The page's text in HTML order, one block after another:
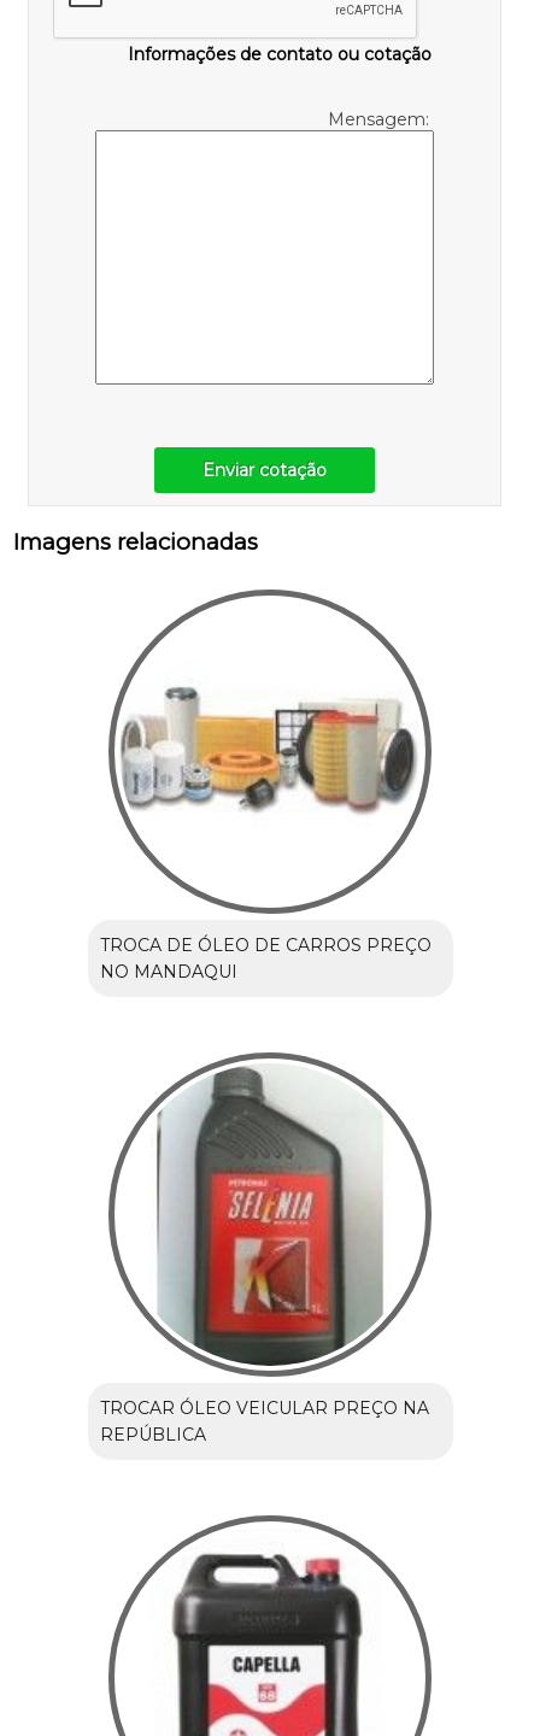
Informações de contato ou cotação
Mensagem:
Enviar cotação
Imagens relacionadas
TROCA DE ÓLEO DE CARROS PREÇO
NO MANDAQUI
TROCAR ÓLEO VEICULAR PREÇO NA
REPÚBLICA